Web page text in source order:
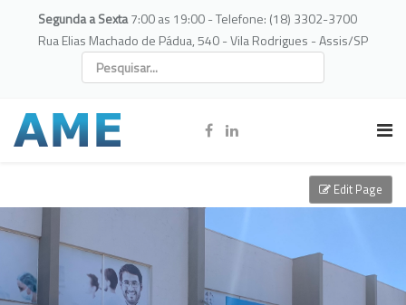
Segunda a Sexta7:00 as 19:00 - Telefone: (18) 3302-3700
Rua Elias Machado de Pádua, 540 - Vila Rodrigues - Assis/SP
Edit Page